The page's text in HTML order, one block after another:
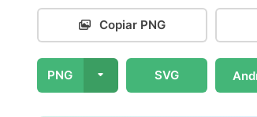
Copiar PNG
PNG SVG